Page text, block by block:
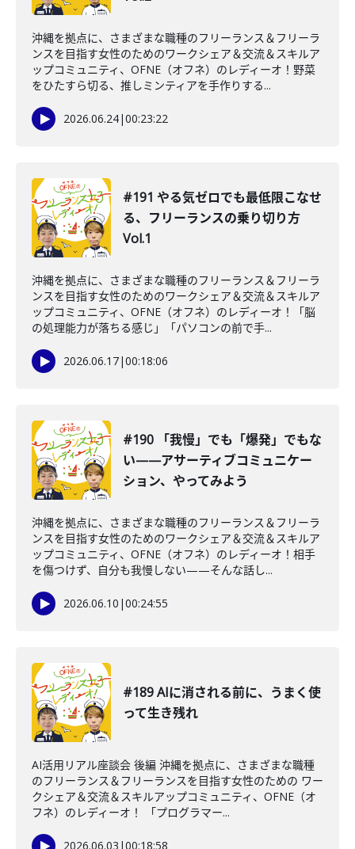
沖縄を拠点に、さまざまな職種のフリーランス＆フリーラ
ンスを目指す女性のためのワークシェア＆交流＆スキルア
ップコミュニティ、OFNE（オフネ）のレディーオ！野菜
をひたすら切る、推しミンティアを手作りする...
2026.06.24|00:23:22
#191 やる気ゼロでも最低限こなせ
る、フリーランスの乗り切り方
Vol.1
沖縄を拠点に、さまざまな職種のフリーランス＆フリーラ
ンスを目指す女性のためのワークシェア＆交流＆スキルア
ップコミュニティ、OFNE（オフネ）のレディーオ！「脳
の処理能力が落ちる感じ」「パソコンの前で手...
2026.06.17|00:18:06
#190 「我慢」でも「爆発」でもな
い——アサーティブコミュニケー
ション、やってみよう
沖縄を拠点に、さまざまな職種のフリーランス＆フリーラ
ンスを目指す女性のためのワークシェア＆交流＆スキルア
ップコミュニティ、OFNE（オフネ）のレディーオ！相手
を傷つけず、自分も我慢しない——そんな話し...
2026.06.10 |00:24:55
#189 AIに消される前に、うまく使
って生き残れ
AI活用リアル座談会 後編 沖縄を拠点に、さまざまな職種
のフリーランス＆フリーランスを目指す女性のための ワー
クシェア＆交流＆スキルアップコミュニティ、OFNE（オ
フネ）のレディーオ！ 「プログラマー...
2026.06.03 |00:18:58